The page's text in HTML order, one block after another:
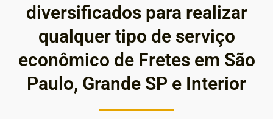
diversificados para realizar
qualquer tipo de serviço
econômico de Fretes em São
Paulo, Grande SP e Interior